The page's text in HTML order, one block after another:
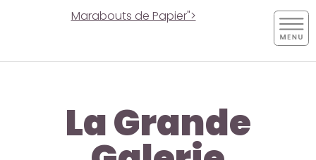
Marabouts de Papier">
La Grande